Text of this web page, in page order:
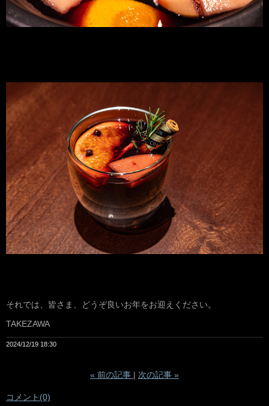
それでは、皆さま、どうぞ良いお年をお迎えください。
TAKEZAWA
2024/12/19 18:30
« 前の記事 次の記事 »
コメント(0)